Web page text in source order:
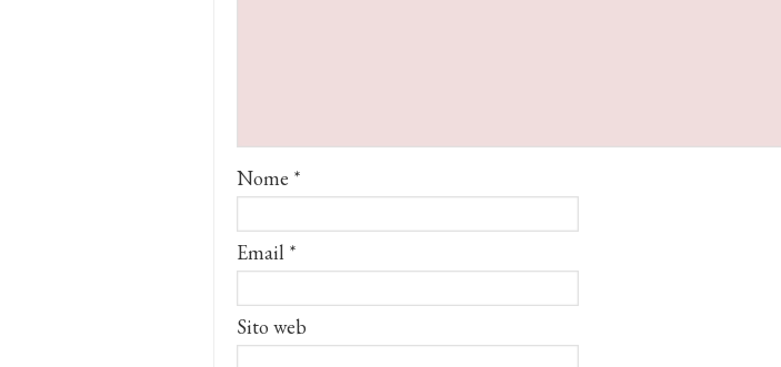
Nome *
Email *
Sito web